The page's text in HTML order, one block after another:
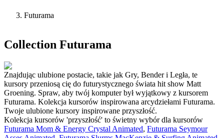
Futurama
Collection Futurama
Znajdując ulubione postacie, takie jak Gry, Bender i Legła, te
kursory przeniosą cię do futurystycznego świata hit show Matt
Groening. Spraw, aby twój komputer był wyjątkowy z kursorem
Futurama. Kolekcja kursorów inspirowana arcydziełami Futurama.
Twoje ulubione kursory inspirowane przyszłość.
Kolekcja kursorów 'przyszłość' to świetny wybór dla kursorów
Futurama Mom & Energy Crystal Animated, Futurama Seymour